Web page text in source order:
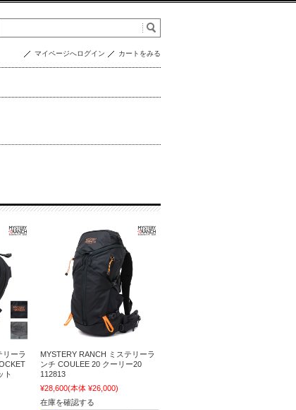
マイページへログイン カートをみる
リーラ
ト
MYSTERY RANCH ミステリーラ
ンチ COULEE 20 クーリー20
112813
¥28,600(本体 ¥26,000)
在庫を確認する